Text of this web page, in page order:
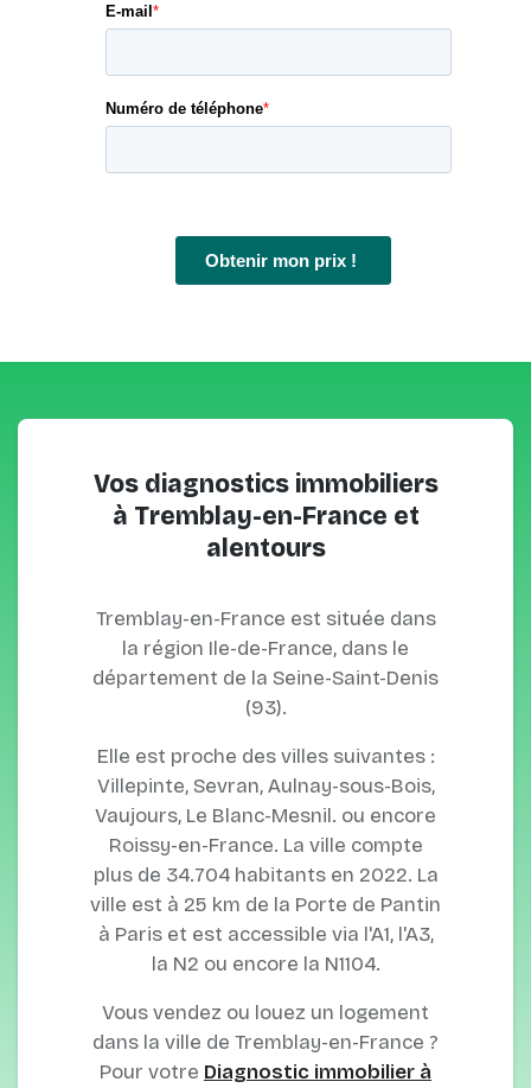
Vos diagnostics immobiliers
à Tremblay-en-France et
alentours
Tremblay-en-France est située dans
la région Ile-de-France, dans le
département de la Seine-Saint-Denis
(93).
Elle est proche des villes suivantes :
Villepinte, Sevran, Aulnay-sous-Bois,
Vaujours, Le Blanc-Mesnil. ou encore
Roissy-en-France. La ville compte
plus de 34.704 habitants en 2022. La
ville est à 25 km de la Porte de Pantin
à Paris et est accessible via l'A1, l'A3,
la N2 ou encore la N1104.
Vous vendez ou louez un logement
dans la ville de Tremblay-en-France ?
Pour votre Diagnostic immobilier à